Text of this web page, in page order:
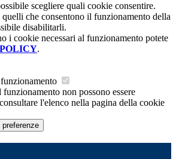
scegliere quali cookie consentire.
che consentono il funzionamento della
disabilitarli.
i cookie necessari al funzionamento potete
.
non possono essere
l'elenco nella pagina della cookie